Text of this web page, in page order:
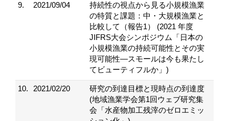
9. 2021/09/04
持続性の視点から見る小規模漁業
の特質と課題：中・大規模漁業と
比較して（報告1） (2021 年度
JIFRS大会シンポジウム「日本の
小規模漁業の持続可能性とその実
現可能性―スモールは今も果たし
てビューティフルか」)
10. 2021/02/20
研究の到達目標と現時点の到達度
(地域漁業学会第1回ウェブ研究集
会「水産物加工残滓のゼロエミッ